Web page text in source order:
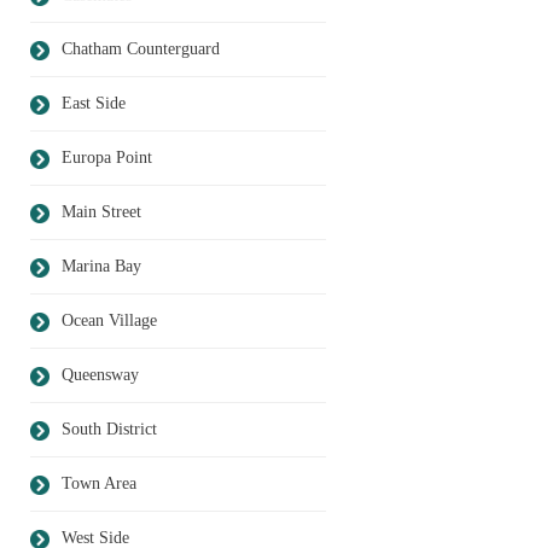
Chatham Counterguard
East Side
Europa Point
Main Street
Marina Bay
Ocean Village
Queensway
South District
Town Area
West Side